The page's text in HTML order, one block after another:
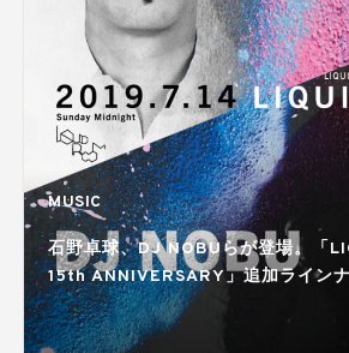
MUSIC
石野卓球、DJ NOBUらが登場。「
15th ANNIVERSARY」追加ライン